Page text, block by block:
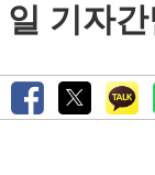
일 기자간